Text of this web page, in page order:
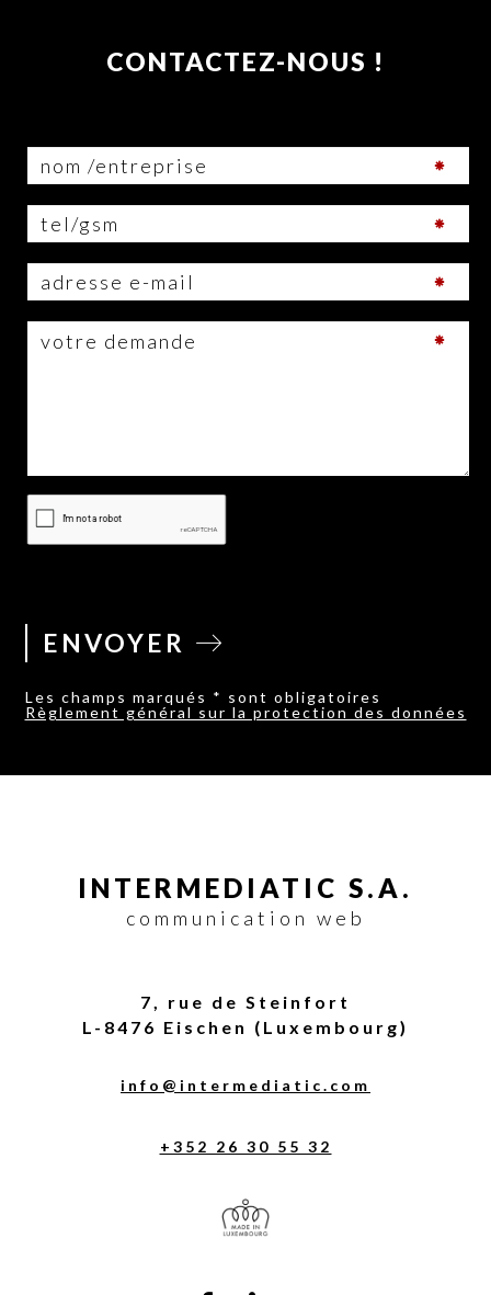
CONTACTEZ-NOUS !
ENVOYER
Les champs marqués * sont obligatoires
Règlement général sur la protection des données
INTERMEDIATIC S.A.
communication web
7, rue de Steinfort
L-8476 Eischen (Luxembourg)
info@intermediatic.com
+352 26 30 55 32